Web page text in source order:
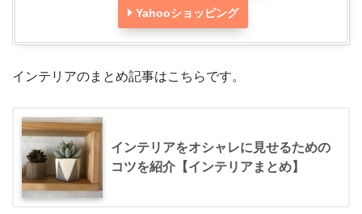
Yahooショッピング
インテリアのまとめ記事はこちらです。
インテリアをオシャレに見せるための
コツを紹介【インテリアまとめ】